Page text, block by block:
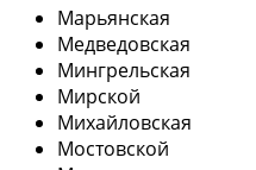
Марьянская
Медведовская
Мингрельская
Мирской
Михайловская
Мостовской